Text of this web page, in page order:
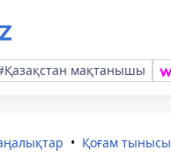
мақтанышы
Қоғам тынысы